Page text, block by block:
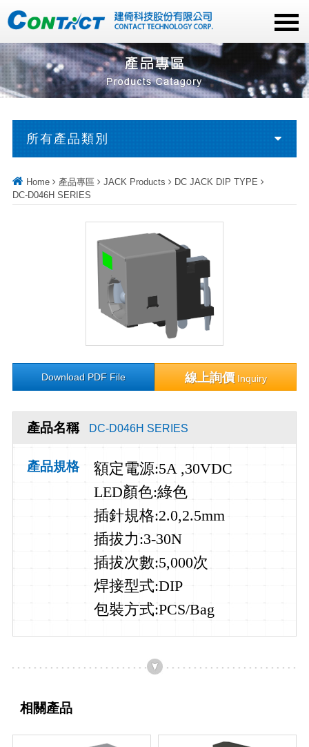
所有產品類別
Home 產品專區 JACK Products
DC JACK DIP TYPE
DC-D046H SERIES
Download PDF File 線上詢價Inquiry
產品名稱 DC-D046H SERIES
產品規格 額定電源:5A ,30VDC
LED顏色:綠色
插針規格:2.0,2.5mm
插拔力:3-30N
插拔次數:5,000次
焊接型式:DIP
包裝方式:PCS/Bag
相關產品